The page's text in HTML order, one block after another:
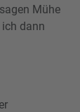
Mühe
dann